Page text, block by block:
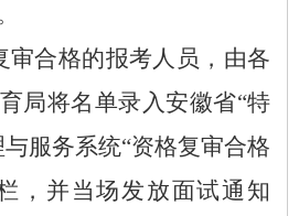
审合格的报考人员，由各
局将名单录入安徽省“特
服务系统“资格复审合格
，并当场发放面试通知